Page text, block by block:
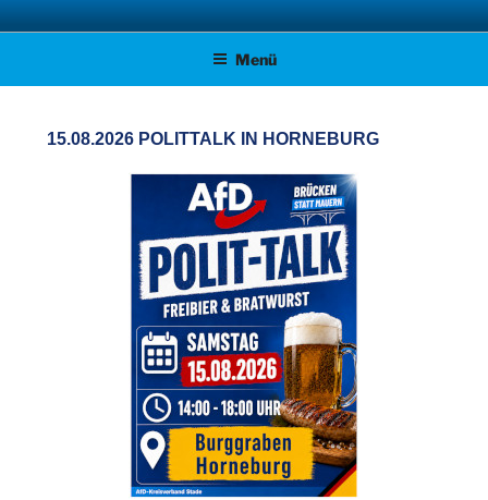
Zum
Inhalt AFD KREISVERBAND STADE
Menü
15.08.2026 POLITTALK IN HORNEBURG